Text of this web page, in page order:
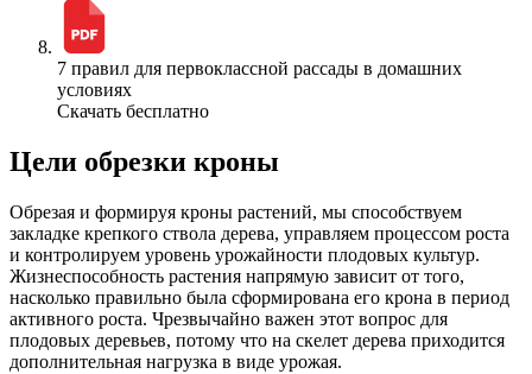
7 правил для первоклассной рассады в домашних
условиях
Скачать бесплатно
Цели обрезки кроны
Обрезая и формируя кроны растений, мы способствуем
закладке крепкого ствола дерева, управляем процессом роста
и контролируем уровень урожайности плодовых культур.
Жизнеспособность растения напрямую зависит от того,
насколько правильно была сформирована его крона в период
активного роста. Чрезвычайно важен этот вопрос для
плодовых деревьев, потому что на скелет дерева приходится
дополнительная нагрузка в виде урожая.